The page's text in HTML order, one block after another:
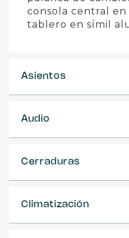
consola central
tablero en símil
Asientos
Audio
Cerraduras
Climatización